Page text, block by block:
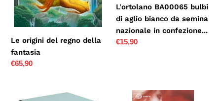
Le origini del regno della
fantasia
Prezzo
€65,90
da
semina
nazionale
in
L'ortolano BA00065 bulbi
di aglio bianco da semina
nazionale in confezione...
Prezzo
€15,90